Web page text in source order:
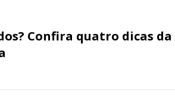
Confira quatro dicas da